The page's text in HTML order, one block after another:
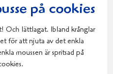
på cookies
Och lättlagat. Ibland krånglar
för att njuta av det enkla
moussen är spritsad på